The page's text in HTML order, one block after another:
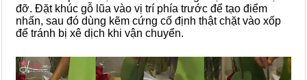
đỡ. Đặt khúc gỗ lũa vào vị trí phía trước để tạo điểm
nhấn, sau đó dùng kẽm cứng cố định thật chặt vào xốp
để tránh bị xê dịch khi vận chuyển.